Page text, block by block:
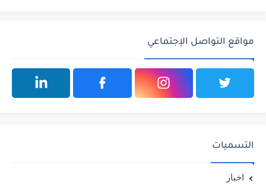
مواقع التواصل الإجتماعي
التسميات
اخبار